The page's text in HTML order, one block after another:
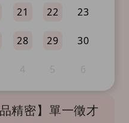
21 22 23
28 29 30
精密】單一徵才